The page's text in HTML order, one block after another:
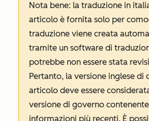
Nota bene: la traduzione in
articolo è fornita solo per
traduzione viene creata
tramite un software di
potrebbe non essere stata
Pertanto, la versione inglese di
articolo deve essere
versione di governo
informazioni più recenti. È